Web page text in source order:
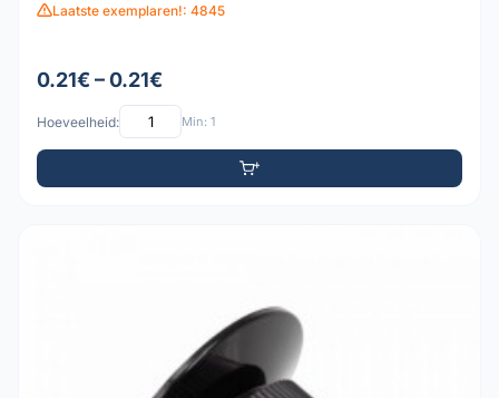
Laatste exemplaren!: 4845
0.21€ – 0.21€
Hoeveelheid: Min: 1